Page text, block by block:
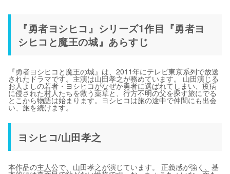
『勇者ヨシヒコ』シリーズ1作目『勇者ヨ
シヒコと魔王の城』あらすじ
『勇者ヨシヒコと魔王の城』は、2011年にテレビ東京系列で放送
されたドラマです。主演は山田孝之が務めています。 山田演じる
お人よしの若者・ヨシヒコがなぜか勇者に選ばれてしまい、疫病
に侵された村人たちを救う薬草と、行方不明の父を探す旅にでる
とこから物語は始まります。ヨシヒコは旅の途中で仲間にも出会
い、旅を続けます。
ヨシヒコ/山田孝之
本作品の主人公で、山田孝之が演じています。 正義感が強く、基